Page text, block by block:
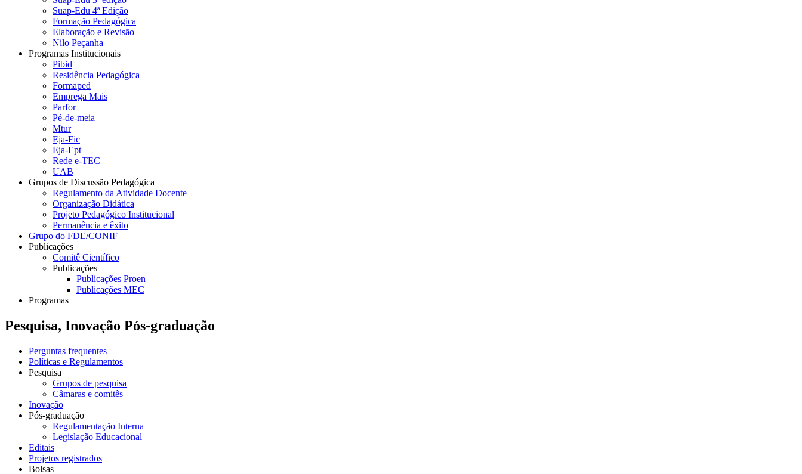
Suap-Edu 4ª Edição
Formação Pedagógica
Elaboração e Revisão
Nilo Peçanha
Programas Institucionais
Pibid
Residência Pedagógica
Formaped
Emprega Mais
Parfor
Pé-de-meia
Mtur
Eja-Fic
Eja-Ept
Rede e-TEC
UAB
Grupos de Discussão Pedagógica
Regulamento da Atividade Docente
Organização Didática
Projeto Pedagógico Institucional
Permanência e êxito
Grupo do FDE/CONIF
Publicações
Comitê Científico
Publicações
Publicações Proen
Publicações MEC
Programas
Pesquisa, Inovação Pós-graduação
Perguntas frequentes
Políticas e Regulamentos
Pesquisa
Grupos de pesquisa
Câmaras e comitês
Inovação
Pós-graduação
Regulamentação Interna
Legislação Educacional
Editais
Projetos registrados
Bolsas